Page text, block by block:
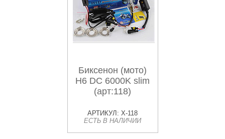
Биксенон (мото)
H6 DC 6000K slim
(арт:118)
АРТИКУЛ: X-118
ЕСТЬ В НАЛИЧИИ